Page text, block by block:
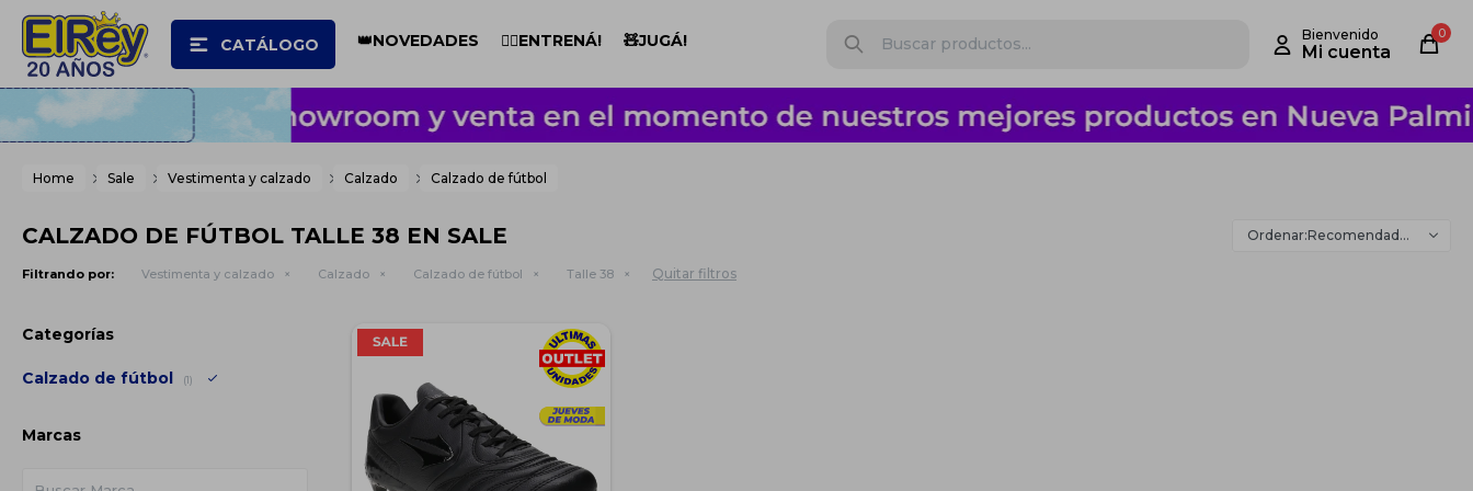
CATÁLOGO 👑NOVEDADES 🏋️‍♂️ENTRENÁ! 🧸JUGÁ! 0
Home Sale Vestimenta y calzado Calzado Calzado de fútbol
CALZADO DE FÚTBOL TALLE 38 EN SALE Recomendados
Filtrando por: Vestimenta y calzado Calzado Calzado de fútbol Talle 38 Quitar filtros
Categorías
Calzado de fútbol (1)
Marcas